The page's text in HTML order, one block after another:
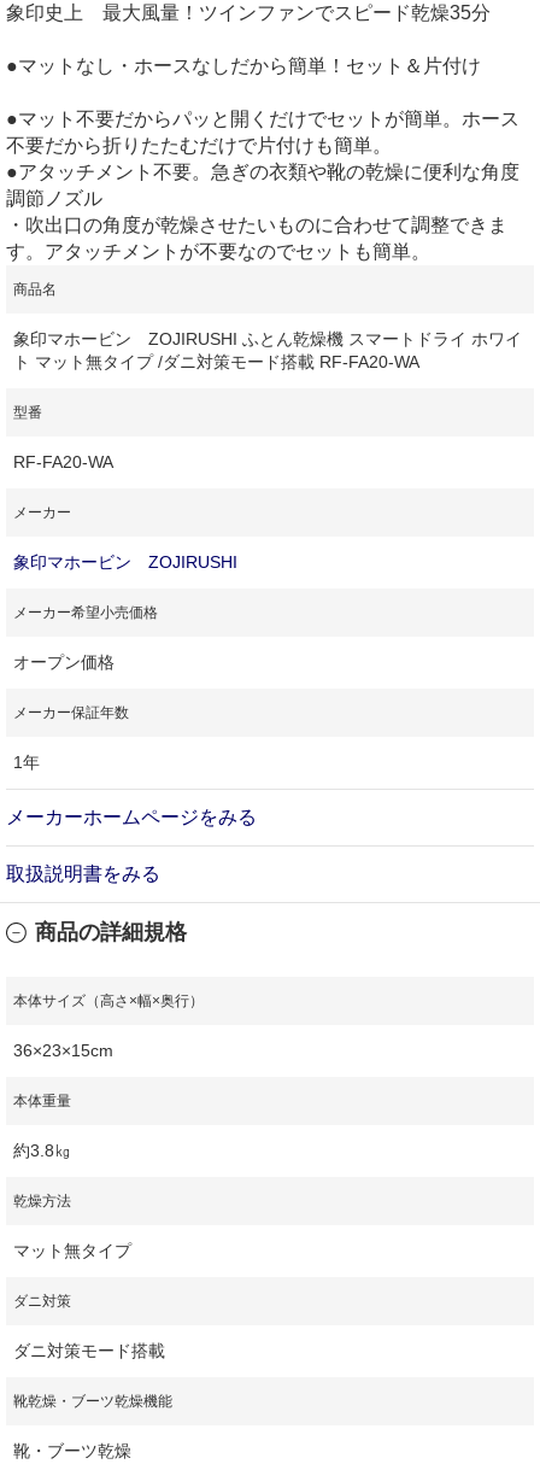
象印史上 最大風量！ツインファンでスピード乾燥35分
●マットなし・ホースなしだから簡単！セット＆片付け
●マット不要だからパッと開くだけでセットが簡単。ホース
不要だから折りたたむだけで片付けも簡単。
●アタッチメント不要。急ぎの衣類や靴の乾燥に便利な角度
調節ノズル
・吹出口の角度が乾燥させたいものに合わせて調整できま
す。アタッチメントが不要なのでセットも簡単。
商品名
象印マホービン ZOJIRUSHI ふとん乾燥機 スマートドライ ホワイ
ト マット無タイプ /ダニ対策モード搭載 RF-FA20-WA
型番
RF-FA20-WA
メーカー
象印マホービン ZOJIRUSHI
メーカー希望小売価格
オープン価格
メーカー保証年数
1年
メーカーホームページをみる
取扱説明書をみる
商品の詳細規格
本体サイズ（高さ×幅×奥行）
36×23×15cm
本体重量
約3.8㎏
乾燥方法
マット無タイプ
ダニ対策
ダニ対策モード搭載
靴乾燥・ブーツ乾燥機能
靴・ブーツ乾燥